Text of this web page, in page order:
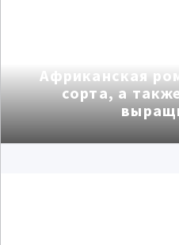
Африканская
сорта, а